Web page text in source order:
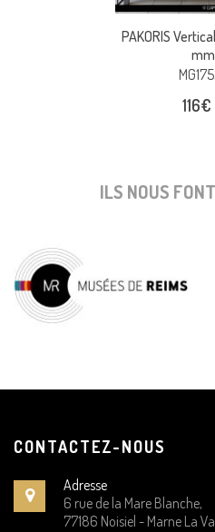
PAKORIS
mm
116€
ILS NOUS
CONTACTEZ-NOUS
Adresse
6 rue de la Mare Blanche,
77186 Noisiel - Marne La